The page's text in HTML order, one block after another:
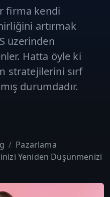
firma kendi
artırmak
üzerinden
Hatta öyle ki
stratejilerini sırf
durumdadır.
Pazarlama
Yeniden Düşünmenizi